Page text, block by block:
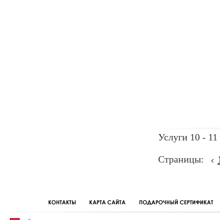
Услуги 10 - 11
Страницы: